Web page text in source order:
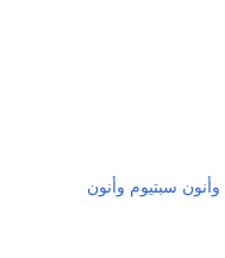
وأنون سبتيوم وأنون